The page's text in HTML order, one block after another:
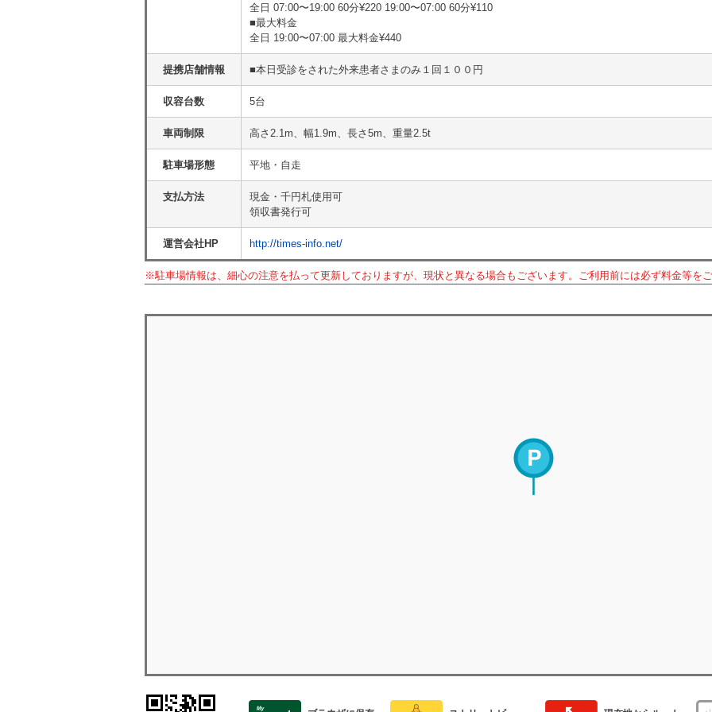
全日 07:00〜19:00 60分¥220 19:00〜07:00 60分¥110
■最大料金
全日 19:00〜07:00 最大料金¥440
提携店舗情報 ■本日受診をされた外来患者さまのみ１回１００円
収容台数 5台
車両制限 高さ2.1m、幅1.9m、長さ5m、重量2.5t
駐車場形態 平地・自走
支払方法
現金・千円札使用可
領収書発行可
運営会社HP http://times-info.net/
※駐車場情報は、細心の注意を払って更新しておりますが、現状と異なる場合もございます。ご利用前には必ず料金等をご